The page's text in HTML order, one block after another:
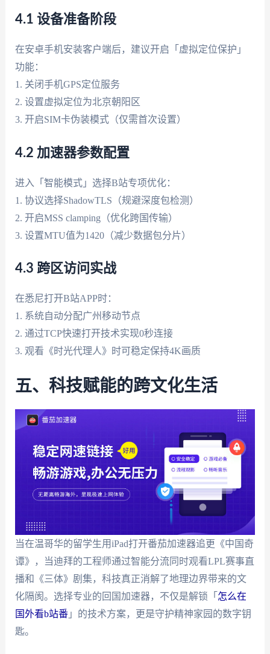
4.1 设备准备阶段
在安卓手机安装客户端后，建议开启「虚拟定位保护」
功能：
1. 关闭手机GPS定位服务
2. 设置虚拟定位为北京朝阳区
3. 开启SIM卡伪装模式（仅需首次设置）
4.2 加速器参数配置
进入「智能模式」选择B站专项优化：
1. 协议选择ShadowTLS（规避深度包检测）
2. 开启MSS clamping（优化跨国传输）
3. 设置MTU值为1420（减少数据包分片）
4.3 跨区访问实战
在悉尼打开B站APP时：
1. 系统自动分配广州移动节点
2. 通过TCP快速打开技术实现0秒连接
3. 观看《时光代理人》时可稳定保持4K画质
五、科技赋能的跨文化生活
当在温哥华的留学生用iPad打开番茄加速器追更《中国奇
谭》，当迪拜的工程师通过智能分流同时观看LPL赛事直
播和《三体》剧集，科技真正消解了地理边界带来的文
化隔阂。选择专业的回国加速器，不仅是解锁「 怎么在
国外看b站番」的技术方案，更是守护精神家园的数字钥
匙。